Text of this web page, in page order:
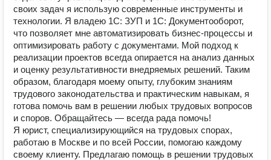
своих задач я использую современные инструменты и
технологии. Я владею 1С: ЗУП и 1С: Документооборот,
что позволяет мне автоматизировать бизнес-процессы и
оптимизировать работу с документами. Мой подход к
реализации проектов всегда опирается на анализ данных
и оценку результативности внедряемых решений. Таким
образом, благодаря моему опыту, глубоким знаниям
трудового законодательства и практическим навыкам, я
готова помочь вам в решении любых трудовых вопросов
и споров. Обращайтесь — всегда рада помочь!
Я юрист, специализирующийся на трудовых спорах,
работаю в Москве и по всей России, помогаю каждому
своему клиенту. Предлагаю помощь в решении трудовых